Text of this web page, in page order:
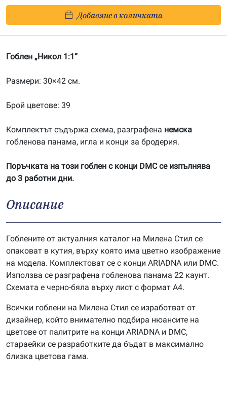
1:1
Добавяне в количката
Гоблен „Никол 1:1“
Размери: 30×42 см.
Брой цветове: 39
Комплектът съдържа схема, разграфена немска
гобленова панама, игла и конци за бродерия.
Поръчката на този гоблен с конци DMC се изпълнява
до 3 работни дни.
Описание
Гоблените от актуалния каталог на Милена Стил се
опаковат в кутия, върху която има цветно изображение
на модела. Комплектоват се с конци ARIADNA или DMC.
Използва се разграфена гобленова панама 22 каунт.
Схемата е черно-бяла върху лист с формат А4.
Всички гоблени на Милена Стил се изработват от
дизайнер, който внимателно подбира нюансите на
цветове от палитрите на конци ARIADNA и DMC,
стараейки се разработките да бъдат в максимално
близка цветова гама.